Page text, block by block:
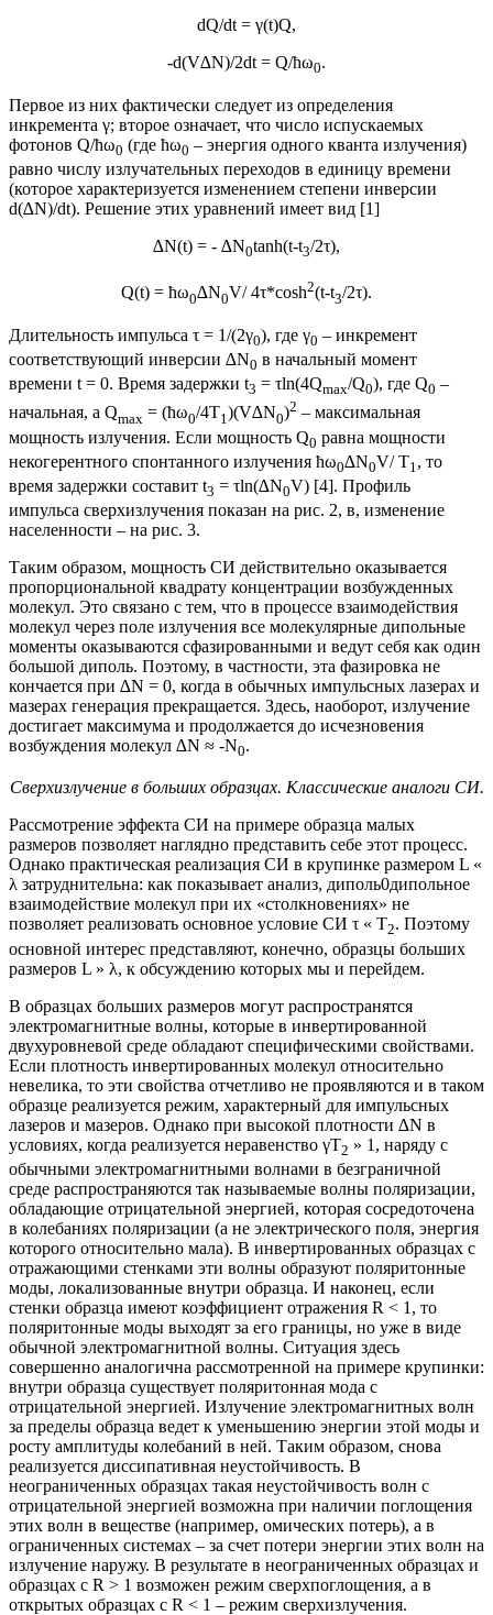
dQ/dt = γ(t)Q,
-d(V∆N)/2dt = Q/ћω0.
Первое из них фактически следует из определения
инкремента γ; второе означает, что число испускаемых
фотонов Q/ћω0 (где ћω0 – энергия одного кванта излучения)
равно числу излучательных переходов в единицу времени
(которое характеризуется изменением степени инверсии
d(∆N)/dt). Решение этих уравнений имеет вид [1]
∆N(t) = - ∆N0tanh(t-t3/2τ),
Q(t) = ћω0∆N0V/ 4τ*cosh2(t-t3/2τ).
Длительность импульса τ = 1/(2γ0), где γ0 – инкремент
соответствующий инверсии ∆N0 в начальный момент
времени t = 0. Время задержки t3 = τln(4Qmax/Q0), где Q0 –
начальная, а Qmax = (ћω0/4T1 )(V∆N0)2 – максимальная
мощность излучения. Если мощность Q0 равна мощности
некогерентного спонтанного излучения ћω0∆N0V/ T1 , то
время задержки составит t3 = τln(∆N0V) [4]. Профиль
импульса сверхизлучения показан на рис. 2, в, изменение
населенности – на рис. 3.
Таким образом, мощность СИ действительно оказывается
пропорциональной квадрату концентрации возбужденных
молекул. Это связано с тем, что в процессе взаимодействия
молекул через поле излучения все молекулярные дипольные
моменты оказываются сфазированными и ведут себя как один
большой диполь. Поэтому, в частности, эта фазировка не
кончается при ∆N = 0, когда в обычных импульсных лазерах и
мазерах генерация прекращается. Здесь, наоборот, излучение
достигает максимума и продолжается до исчезновения
возбуждения молекул ∆N ≈ -N0.
Сверхизлучение в больших образцах. Классические аналоги СИ.
Рассмотрение эффекта СИ на примере образца малых
размеров позволяет наглядно представить себе этот процесс.
Однако практическая реализация СИ в крупинке размером L «
λ затруднительна: как показывает анализ, диполь0дипольное
взаимодействие молекул при их «столкновениях» не
позволяет реализовать основное условие СИ τ « T2. Поэтому
основной интерес представляют, конечно, образцы больших
размеров L » λ, к обсуждению которых мы и перейдем.
В образцах больших размеров могут распространятся
электромагнитные волны, которые в инвертированной
двухуровневой среде обладают специфическими свойствами.
Если плотность инвертированных молекул относительно
невелика, то эти свойства отчетливо не проявляются и в таком
образце реализуется режим, характерный для импульсных
лазеров и мазеров. Однако при высокой плотности ∆N в
условиях, когда реализуется неравенство γT2 » 1, наряду с
обычными электромагнитными волнами в безграничной
среде распространяются так называемые волны поляризации,
обладающие отрицательной энергией, которая сосредоточена
в колебаниях поляризации (а не электрического поля, энергия
которого относительно мала). В инвертированных образцах с
отражающими стенками эти волны образуют поляритонные
моды, локализованные внутри образца. И наконец, если
стенки образца имеют коэффициент отражения R < 1, то
поляритонные моды выходят за его границы, но уже в виде
обычной электромагнитной волны. Ситуация здесь
совершенно аналогична рассмотренной на примере крупинки:
внутри образца существует поляритонная мода с
отрицательной энергией. Излучение электромагнитных волн
за пределы образца ведет к уменьшению энергии этой моды и
росту амплитуды колебаний в ней. Таким образом, снова
реализуется диссипативная неустойчивость. В
неограниченных образцах такая неустойчивость волн с
отрицательной энергией возможна при наличии поглощения
этих волн в веществе (например, омических потерь), а в
ограниченных системах – за счет потери энергии этих волн на
излучение наружу. В результате в неограниченных образцах и
образцах с R > 1 возможен режим сверхпоглощения, а в
открытых образцах с R < 1 – режим сверхизлучения.